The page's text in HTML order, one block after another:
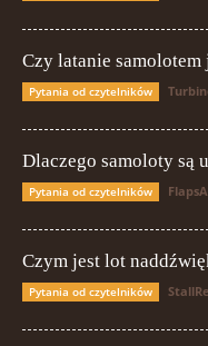
Czy latanie samolotem
Pytania od czytelników
Dlaczego samoloty są
Pytania od czytelników
Czym jest lot
Pytania od czytelników